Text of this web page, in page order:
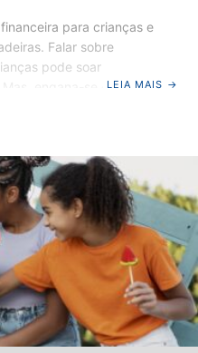
para crianças e
Falar sobre
pode soar
engana-se quem
crescerem.
excelente forma de
de como ensinar
entender: Por que as
sobre
LEIA MAIS →